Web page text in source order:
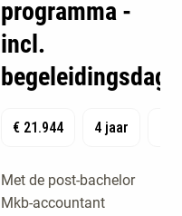
programma -
incl.
€ 21.944 4 jaar
Met de post-bachelor
Mkb-accountant